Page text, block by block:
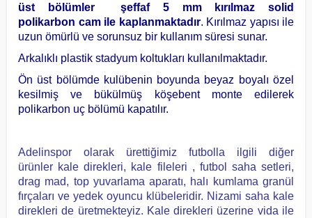
üst bölümler şeffaf 5 mm kırılmaz solid
polikarbon cam ile kaplanmaktadır. Kırılmaz yapısı ile
uzun ömürlü ve sorunsuz bir kullanım süresi sunar.
Arkalıklı plastik stadyum koltukları kullanılmaktadır.
Ön üst bölümde kulübenin boyunda beyaz boyalı özel
kesilmiş ve bükülmüş köşebent monte edilerek
polikarbon uç bölümü kapatılır.
Adelinspor olarak ürettiğimiz futbolla ilgili diğer
ürünler kale direkleri, kale fileleri , futbol saha setleri,
drag mad, top yuvarlama aparatı, halı kumlama granül
fırçaları ve yedek oyuncu klübeleridir. Nizami saha kale
direkleri de üretmekteyiz. Kale direkleri üzerine vida ile